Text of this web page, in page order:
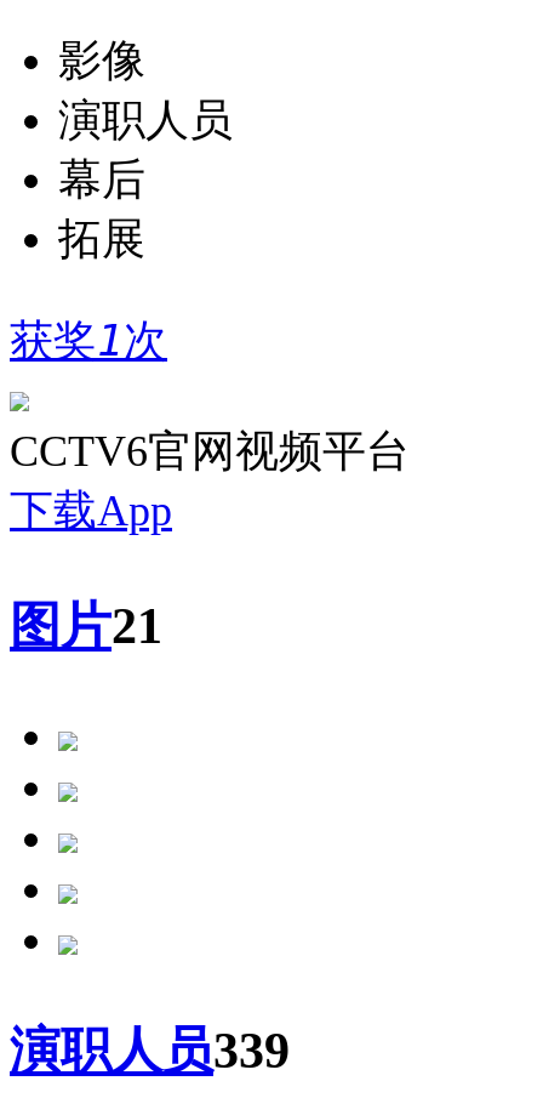
影像
演职人员
幕后
拓展
获奖1次
CCTV6官网视频平台
下载App
图片21
演职人员339